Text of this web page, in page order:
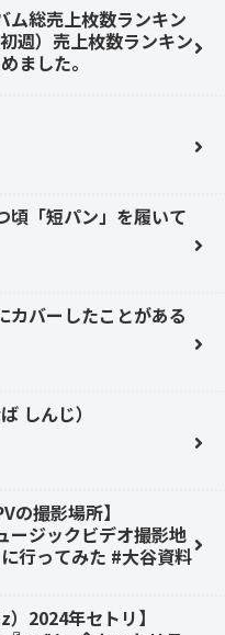
ム総売上枚数ランキン
週）売上枚数ランキン
ました。
頃「短パン」を履いて
カバーしたことがある
しんじ）
の撮影場所】
ージックビデオ撮影地
に行ってみた #大谷資料
）2024年セトリ】